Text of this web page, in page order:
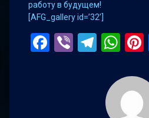
работу в будущем!
[AFG_gallery id=’32’]
Facebook
Viber